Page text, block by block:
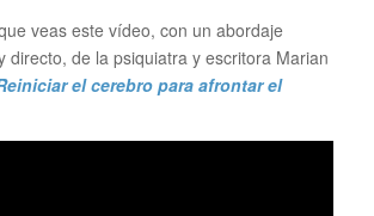
veas este vídeo, con un abordaje
directo, de la psiquiatra y escritora Marian
el cerebro para afrontar el